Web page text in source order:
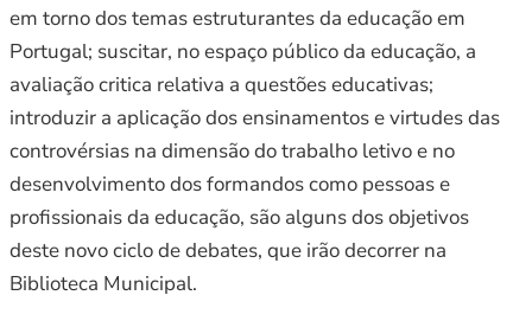
em torno dos temas estruturantes da educação em
Portugal; suscitar, no espaço público da educação, a
avaliação critica relativa a questões educativas;
introduzir a aplicação dos ensinamentos e virtudes das
controvérsias na dimensão do trabalho letivo e no
desenvolvimento dos formandos como pessoas e
profissionais da educação, são alguns dos objetivos
deste novo ciclo de debates, que irão decorrer na
Biblioteca Municipal.